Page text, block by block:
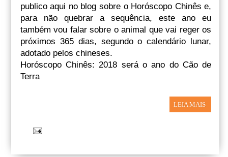
publico aqui no blog sobre o Horóscopo Chinês e,
para não quebrar a sequência, este ano eu
também vou falar sobre o animal que vai reger os
próximos 365 dias, segundo o calendário lunar,
adotado pelos chineses.
Horóscopo Chinês: 2018 será o ano do Cão de
Terra
LEIA MAIS